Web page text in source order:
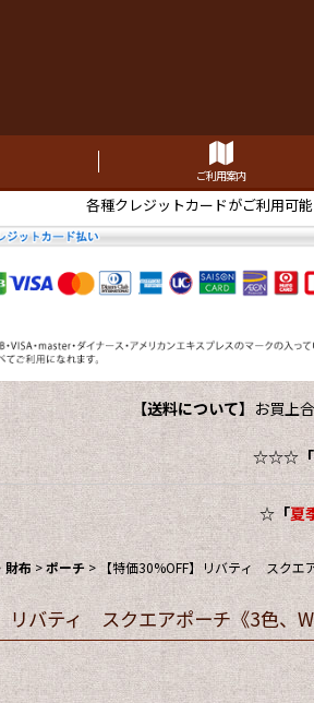
ご利用案内
各種クレジットカードがご利用可能
【送料について】 お買上
☆☆☆
☆ 「夏
財布 >ポーチ > 【特価30%OFF】リバティ スク
リバティ スクエアポーチ《3色、